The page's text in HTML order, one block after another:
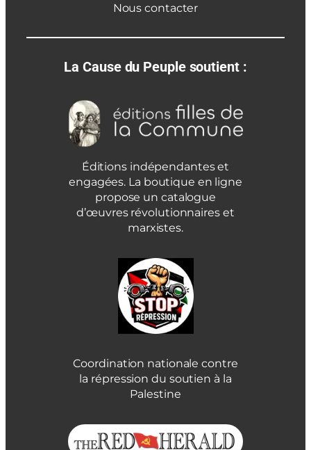
Nous contacter
La Cause du Peuple soutient :
Éditions indépendantes et
engagées. La boutique en ligne
propose un catalogue
d’œuvres révolutionnaires et
marxistes.
Coordination nationale contre
la répression du soutien à la
Palestine